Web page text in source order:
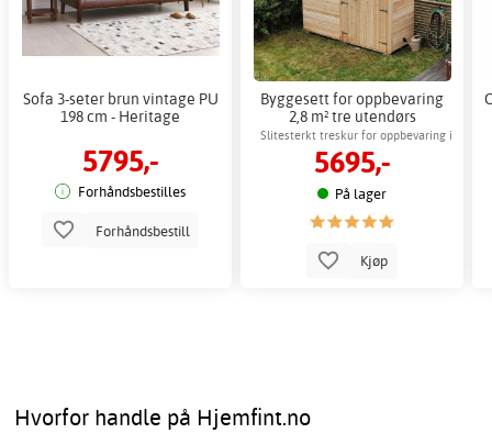
Sofa 3-seter brun vintage PU
198 cm - Heritage
5795,-
Forhåndsbestilles
Forhåndsbestill
Byggesett for oppbevaring
2,8 m² tre utendørs
oppbevaring til hage
Slitesterkt treskur for oppbevaring i
hagen
5695,-
På lager
Kjøp
Hvorfor handle på Hjemfint.no